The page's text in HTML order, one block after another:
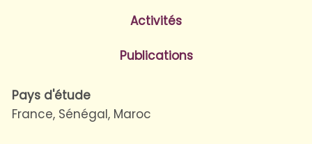
Activités
Publications
Pays d'étude
France, Sénégal, Maroc